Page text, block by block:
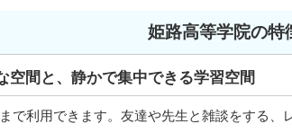
姫路高等学院の特
空間と、静かで集中できる学習空間
で利用できます。友達や先生と雑談をする、